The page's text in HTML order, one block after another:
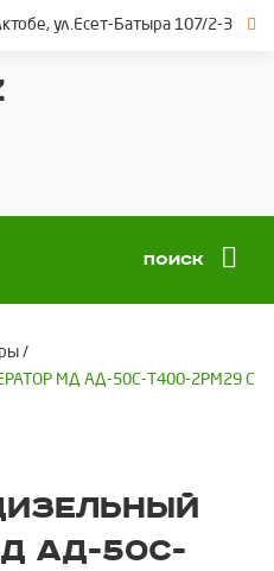
ул.Есет-Батыра 107/2-3
Поиск
/
МД АД-50С-Т400-2РМ29 С
АД-50С-